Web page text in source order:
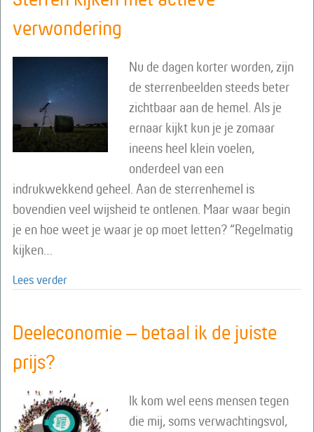
verwondering
Nu de dagen korter worden, zijn
de sterrenbeelden steeds beter
zichtbaar aan de hemel. Als je
ernaar kijkt kun je je zomaar
ineens heel klein voelen,
onderdeel van een
indrukwekkend geheel. Aan de sterrenhemel is
bovendien veel wijsheid te ontlenen. Maar waar begin
je en hoe weet je waar je op moet letten? “Regelmatig
kijken…
Lees verder
Deeleconomie – betaal ik de juiste
prijs?
Ik kom wel eens mensen tegen
die mij, soms verwachtingsvol,